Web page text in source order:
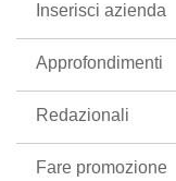
Inserisci azienda
Approfondimenti
Redazionali
Fare promozione